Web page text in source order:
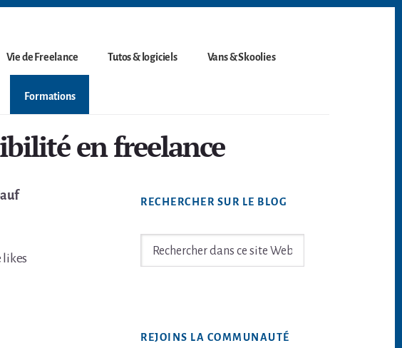
Vie de Freelance Tutos & logiciels Vans & Skoolies
Formations
en freelance
latérale
principale
RECHERCHER SUR LE BLOG
Rechercher
REJOINS LA COMMUNAUTÉ